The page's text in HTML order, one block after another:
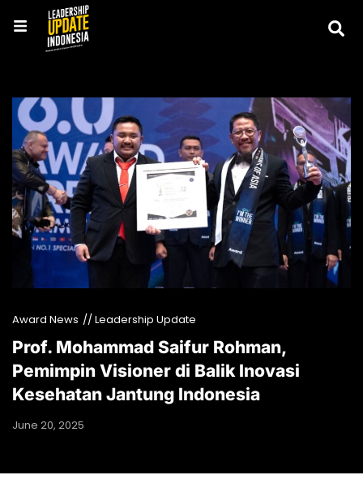
Award News // Leadership Update
Prof. Mohammad Saifur Rohman,
Pemimpin Visioner di Balik Inovasi
Kesehatan Jantung Indonesia
June 20, 2025